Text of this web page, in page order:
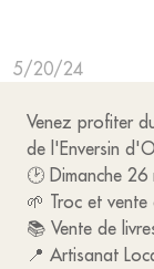
5/20/24
Venez profiter
de l'Enversin
🕑 Dimanche
🌱 Troc et vente
📚 Vente de
📍 Artisanat